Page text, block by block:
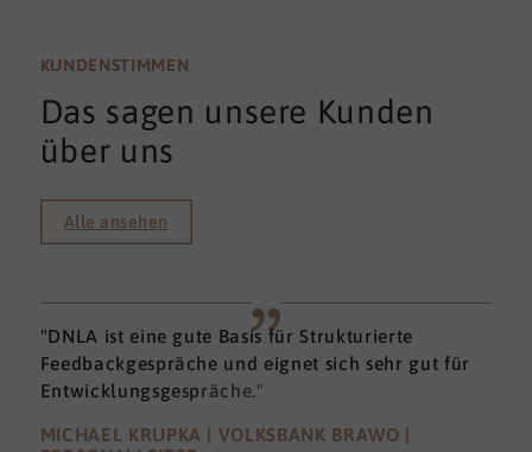
KUNDENSTIMMEN
Das sagen unsere Kunden
über uns
Alle ansehen
"DNLA ist eine gute Basis für Strukturierte
Feedbackgespräche und eignet sich sehr gut für
Entwicklungsgespräche."
MICHAEL KRUPKA | VOLKSBANK BRAWO |